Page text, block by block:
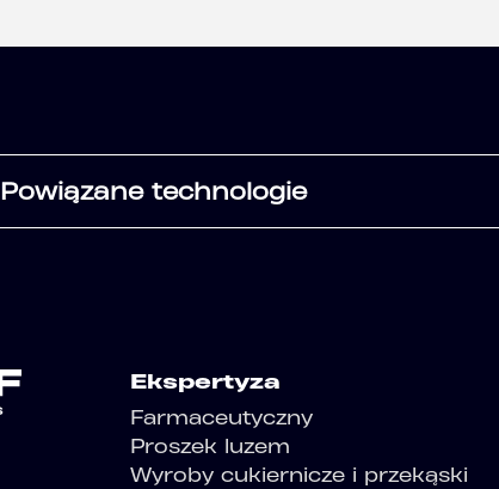
Powiązane technologie
Ekspertyza
Farmaceutyczny
Proszek luzem
Wyroby cukiernicze i przekąski